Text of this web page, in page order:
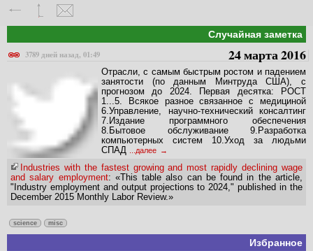
Случайная заметка
3789 дней назад, 01:49
24 марта 2016
Отрасли, с самым быстрым ростом и падением
занятости (по данным Минтруда США), с
прогнозом до 2024. Первая десятка: РОСТ
1...5. Всякое разное связанное с медициной
6.Управление, научно-технический консалтинг
7.Издание программного обеспечения
8.Бытовое обслуживание 9.Разработка
компьютерных систем 10.Уход за людьми
СПАД
...далее
Industries with the fastest growing and most rapidly declining wage
and salary employment: «This table also can be found in the article,
"Industry employment and output projections to 2024," published in the
December 2015 Monthly Labor Review.»
science misc
Избранное